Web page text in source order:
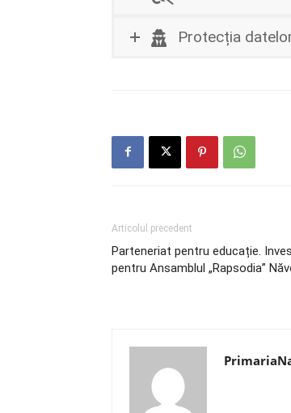
Protecția
Articolul precedent
Parteneriat pentru educație.
pentru Ansamblul „Rapsodia”